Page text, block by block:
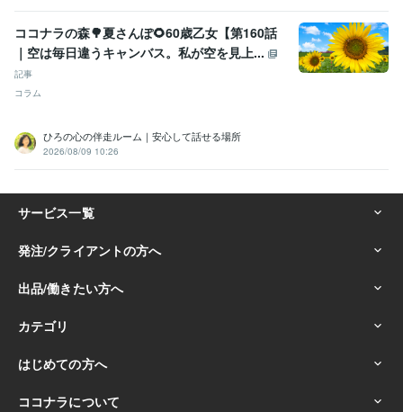
ココナラの森🌳夏さんぽ🌻60歳乙女【第160話
｜空は毎日違うキャンバス。私が空を見上...
記事
コラム
ひろの心の伴走ルーム｜安心して話せる場所
2026/08/09 10:26